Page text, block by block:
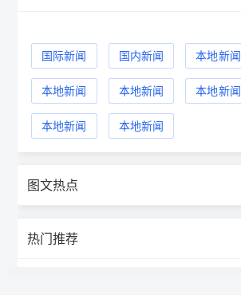
国际新闻 国内新闻 本地新闻
本地新闻 本地新闻 本地新闻
本地新闻 本地新闻
图文热点
热门推荐